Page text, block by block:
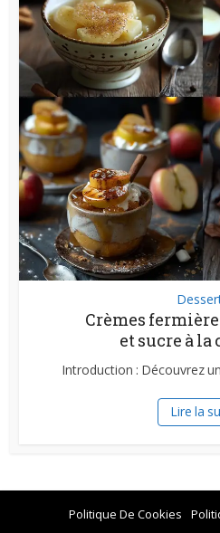
Crèmes
et sucre à
Introduction : Découvrez
Lire la
Politique De Cookies